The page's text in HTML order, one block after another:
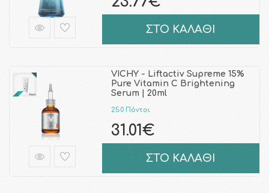
ΣΤΟ ΚΑΛΑΘΙ
VICHY - Liftactiv Supreme 15%
Pure Vitamin C Brightening
Serum | 20ml
250 Πόντοι
31.01€
ΣΤΟ ΚΑΛΑΘΙ